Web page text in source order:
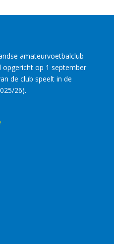
amateurvoetbalclub
opgericht op 1 september
de club speelt in de
26).